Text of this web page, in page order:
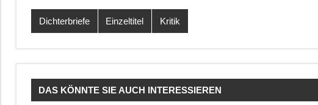
Dichterbriefe Einzeltitel Kritik
DAS KÖNNTE SIE AUCH INTERESSIEREN